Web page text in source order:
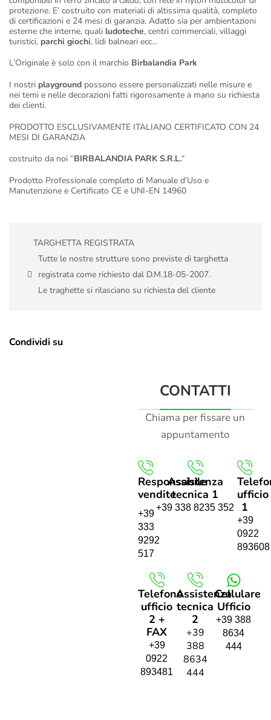
protezione. E’ costruito con materiali di altissima qualità, completo
di certificazioni e 24 mesi di garanzia. Adatto sia per ambientazioni
esterne che interne, quali ludoteche, centri commerciali, villaggi
turistici, parchi giochi, lidi balneari ecc…
L’Originale è solo con il marchio Birbalandia Park
I nostri playground possono essere personalizzati nelle misure e
nei temi e nelle decorazioni fatti rigorosamente a mano su richiesta
dei clienti.
PRODOTTO ESCLUSIVAMENTE ITALIANO CERTIFICATO CON 24
MESI DI GARANZIA
costruito da noi “BIRBALANDIA PARK S.R.L.“
Prodotto Professionale completo di Manuale d’Uso e
Manutenzione e Certificato CE e UNI-EN 14960
TARGHETTA REGISTRATA
Tutte le nostre strutture sono previste di targhetta
registrata come richiesto dal D.M.18-05-2007.
Le traghette si rilasciano su richiesta del cliente
Condividi su
CONTATTI
Chiama per fissare un
appuntamento
Responsabile
vendite
+39
333
9292
517
Assistenza
tecnica 1
+39 338 8235 352
ufficio
1
+39
0922
893608
Telefono
ufficio
2 +
FAX
+39
0922
893481
Assistenza
tecnica
2
+39
388
8634
444
Cellulare
Ufficio
+39 388
8634
444